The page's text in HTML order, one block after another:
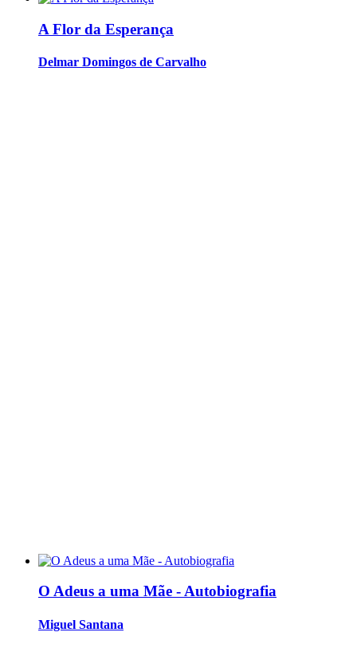
A Flor da Esperança
Delmar Domingos de Carvalho
O Adeus a uma Mãe - Autobiografia
Miguel Santana